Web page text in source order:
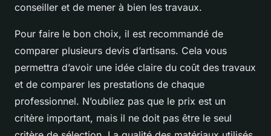
conseiller et de mener à bien les travaux.
Pour faire le bon choix, il est recommandé de
comparer plusieurs devis d’artisans. Cela vous
permettra d’avoir une idée claire du coût des travaux
et de comparer les prestations de chaque
professionnel. N’oubliez pas que le prix est un
critère important, mais il ne doit pas être le seul